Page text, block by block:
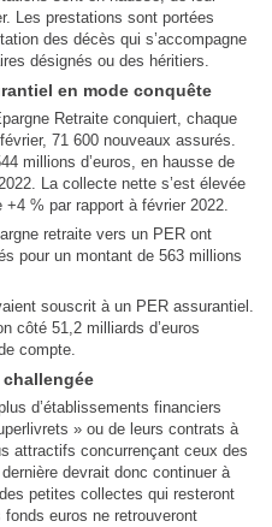
Les prestations sont portées
des décès qui s’accompagne
désignés ou des héritiers.
en mode conquête
Retraite conquiert, chaque
71 600 nouveaux assurés.
millions d’euros, en hausse de
La collecte nette s’est élevée
+4 % par rapport à février 2022.
retraite vers un PER ont
pour un montant de 563 millions
souscrit à un PER assurantiel.
côté 51,2 milliards d’euros
compte.
challengée
d’établissements financiers
» ou de leurs contrats à
attractifs concurrençant ceux des
devrait donc continuer à
petites collectes qui resteront
euros ne retrouveront